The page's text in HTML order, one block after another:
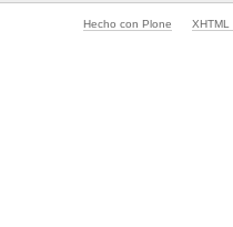
Hecho con Plone XHTML